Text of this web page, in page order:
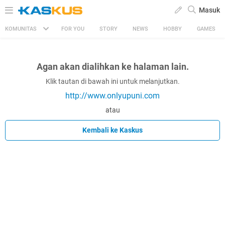
Masuk
KOMUNITAS FOR YOU STORY NEWS HOBBY GAMES
Agan akan dialihkan ke halaman lain.
Klik tautan di bawah ini untuk melanjutkan.
http://www.onlyupuni.com
atau
Kembali ke Kaskus